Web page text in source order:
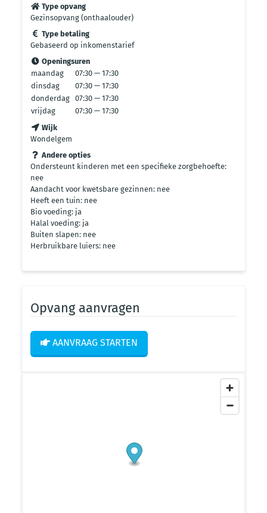
Type opvang
Gezinsopvang (onthaalouder)
Type betaling
Gebaseerd op inkomenstarief
Openingsuren
maandag
07:30 — 17:30
dinsdag
07:30 — 17:30
donderdag 07:30 — 17:30
vrijdag
07:30 — 17:30
Wijk
Wondelgem
Andere opties
Ondersteunt kinderen met een specifieke zorgbehoefte:
nee
Aandacht voor kwetsbare gezinnen: nee
Heeft een tuin: nee
Bio voeding: ja
Halal voeding: ja
Buiten slapen: nee
Herbruikbare luiers: nee
Opvang aanvragen
AANVRAAG STARTEN